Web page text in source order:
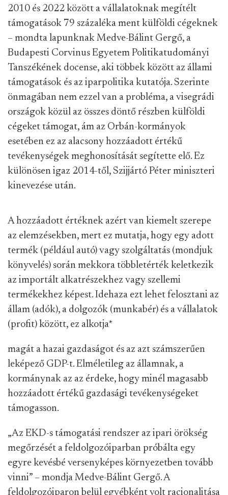
2010 és 2022 között a vállalatoknak megítélt
támogatások 79 százaléka ment külföldi cégeknek
– mondta lapunknak Medve-Bálint Gergő, a
Budapesti Corvinus Egyetem Politikatudományi
Tanszékének docense, aki többek között az állami
támogatások és az iparpolitika kutatója. Szerinte
önmagában nem ezzel van a probléma, a visegrádi
országok közül az összes döntő részben külföldi
cégeket támogat, ám az Orbán-kormányok
esetében ez az alacsony hozzáadott értékű
tevékenységek meghonosítását segítette elő. Ez
különösen igaz 2014-től, Szijjártó Péter miniszteri
kinevezése után.
A hozzáadott értéknek azért van kiemelt szerepe
az elemzésekben, mert ez mutatja, hogy egy adott
termék (például autó) vagy szolgáltatás (mondjuk
könyvelés) során mekkora többletérték keletkezik
az importált alkatrészekhez vagy szellemi
termékekhez képest. Idehaza ezt lehet felosztani az
állam (adók), a dolgozók (munkabér) és a vállalatok
(profit) között, ez alkotja*
magát a hazai gazdaságot és az azt számszerűen
leképező GDP-t. Elméletileg az államnak, a
kormánynak az az érdeke, hogy minél magasabb
hozzáadott értékű gazdasági tevékenységeket
támogasson.
„Az EKD-s támogatási rendszer az ipari örökség
megőrzését a feldolgozóiparban próbálta egy
egyre kevésbé versenyképes környezetben tovább
vinni” – mondja Medve-Bálint Gergő. A
feldolgozóiparon belül egyébként volt racionalitása